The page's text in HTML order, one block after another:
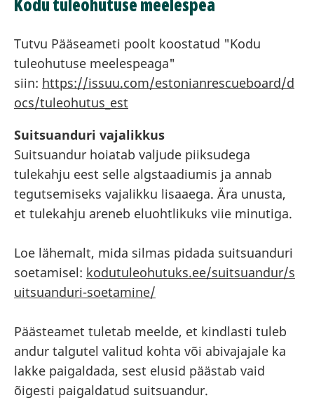
Kodu tuleohutuse meelespea
Tutvu Pääseameti poolt koostatud "Kodu
tuleohutuse meelespeaga"
siin: https://issuu.com/estonianrescueboard/d
ocs/tuleohutus_est
Suitsuanduri vajalikkus
Suitsuandur hoiatab valjude piiksudega
tulekahju eest selle algstaadiumis ja annab
tegutsemiseks vajalikku lisaaega. Ära unusta,
et tulekahju areneb eluohtlikuks viie minutiga.
Loe lähemalt, mida silmas pidada suitsuanduri
soetamisel: kodutuleohutuks.ee/suitsuandur/s
uitsuanduri-soetamine/
Päästeamet tuletab meelde, et kindlasti tuleb
andur talgutel valitud kohta või abivajajale ka
lakke paigaldada, sest elusid päästab vaid
õigesti paigaldatud suitsuandur.